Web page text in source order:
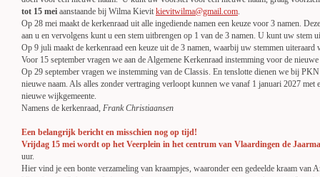
tot 15 mei aanstaande bij Wilma Kievit kievitwilma@gmail.com.
Op 28 mei maakt de kerkenraad uit alle ingediende namen een keuze voor 3 namen.
aan u en vervolgens kunt u een stem uitbrengen op 1 van de 3 namen. U kunt uw stem
Op 9 juli maakt de kerkenraad een keuze uit de 3 namen, waarbij uw stemmen
Voor 15 september vragen we aan de Algemene Kerkenraad instemming voor de nieuwe
Op 29 september vragen we instemming van de Classis. En tenslotte dienen we bij
nieuwe naam. Als alles zonder vertraging verloopt kunnen we vanaf 1 januari 2027 met
nieuwe wijkgemeente.
Namens de kerkenraad, Frank Christiaansen
Een belangrijk bericht en misschien nog op tijd!
Vrijdag 15 mei wordt op het Veerplein in het centrum van Vlaardingen de
uur.
Hier vind je een bonte verzameling van kraampjes, waaronder een gedeelde kraam van